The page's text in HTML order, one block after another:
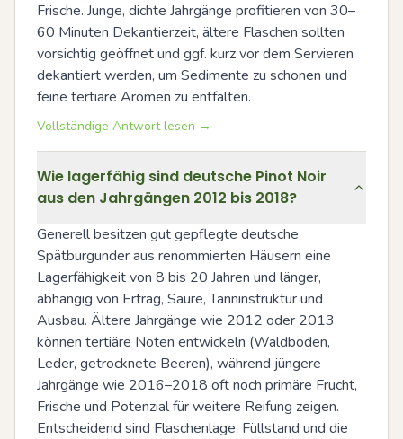
Frische. Junge, dichte Jahrgänge profitieren von 30–
60 Minuten Dekantierzeit, ältere Flaschen sollten
vorsichtig geöffnet und ggf. kurz vor dem Servieren
dekantiert werden, um Sedimente zu schonen und
feine tertiäre Aromen zu entfalten.
Vollständige Antwort lesen →
Wie lagerfähig sind deutsche Pinot Noir
aus den Jahrgängen 2012 bis 2018?
Generell besitzen gut gepflegte deutsche
Spätburgunder aus renommierten Häusern eine
Lagerfähigkeit von 8 bis 20 Jahren und länger,
abhängig von Ertrag, Säure, Tanninstruktur und
Ausbau. Ältere Jahrgänge wie 2012 oder 2013
können tertiäre Noten entwickeln (Waldboden,
Leder, getrocknete Beeren), während jüngere
Jahrgänge wie 2016–2018 oft noch primäre Frucht,
Frische und Potenzial für weitere Reifung zeigen.
Entscheidend sind Flaschenlage, Füllstand und die